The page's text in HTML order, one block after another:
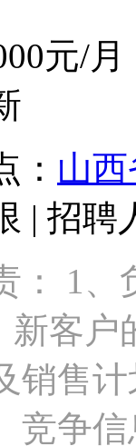
元/月
： 山
| 招聘
： 1
新客户
销售
竞争